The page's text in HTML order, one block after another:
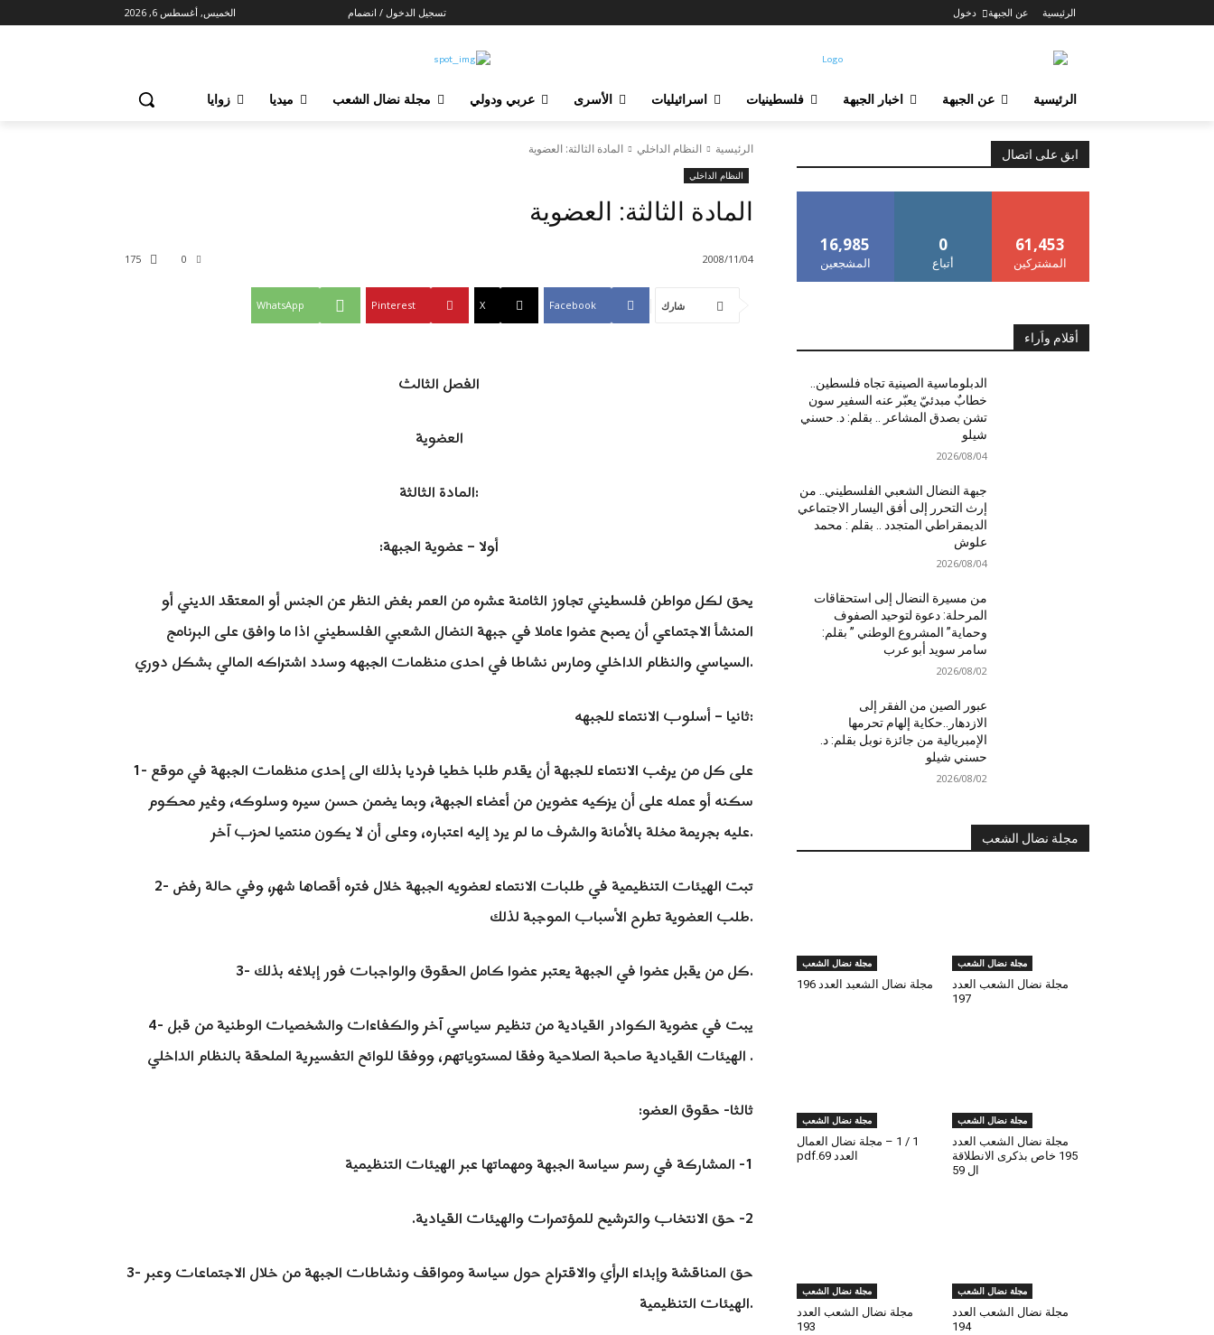
تسجيل الدخول / انضمام الخميس, أغسطس 6, 2026 الرئيسية عن الجبهة دخول
الرئيسية عن الجبهة اخبار الجبهة فلسطينيات اسرائيليات الأسرى عربي ودولي مجلة نضال الشعب ميديا زوايا
الرئيسية النظام الداخلي المادة الثالثة: العضوية
النظام الداخلي
المادة الثالثة: العضوية
0
175 2008/11/04
شارك Facebook
X
Pinterest
WhatsApp
الفصل الثالث
العضوية
المادة الثالثة:
أولا – عضوية الجبهة:
يحق لكل مواطن فلسطيني تجاوز الثامنة عشره من العمر بغض النظر عن الجنس أو المعتقد الديني أو
المنشأ الاجتماعي أن يصبح عضوا عاملا في جبهة النضال الشعبي الفلسطيني اذا ما وافق على البرنامج
السياسي والنظام الداخلي ومارس نشاطا في احدى منظمات الجبهه وسدد اشتراكه المالي بشكل دوري.
ثانيا – أسلوب الانتماء للجبهه:
1- على كل من يرغب الانتماء للجبهة أن يقدم طلبا خطيا فرديا بذلك الى إحدى منظمات الجبهة في موقع
سكنه أو عمله على أن يزكيه عضوين من أعضاء الجبهة، وبما يضمن حسن سيره وسلوكه، وغير محكوم
عليه بجريمة مخلة بالأمانة والشرف ما لم يرد إليه اعتباره، وعلى أن لا يكون منتميا لحزب آخر.
2- تبت الهيئات التنظيمية في طلبات الانتماء لعضويه الجبهة خلال فتره أقصاها شهر، وفي حالة رفض
طلب العضوية تطرح الأسباب الموجبة لذلك.
3- كل من يقبل عضوا في الجبهة يعتبر عضوا كامل الحقوق والواجبات فور إبلاغه بذلك.
4- يبت في عضوية الكوادر القيادية من تنظيم سياسي آخر والكفاءات والشخصيات الوطنية من قبل
الهيئات القيادية صاحبة الصلاحية وفقا لمستوياتهم، ووفقا للوائح التفسيرية الملحقة بالنظام الداخلي .
ثالثا- حقوق العضو:
1- المشاركة في رسم سياسة الجبهة ومهماتها عبر الهيئات التنظيمية
2- حق الانتخاب والترشيح للمؤتمرات والهيئات القيادية.
3- حق المناقشة وإبداء الرأي والاقتراح حول سياسة ومواقف ونشاطات الجبهة من خلال الاجتماعات وعبر
الهيئات التنظيمية.
ابق على اتصال
16,985
المشجعين
0
أتباع
61,453
المشتركين
أقلام واَراء
الدبلوماسية الصينية تجاه فلسطين..
خطابٌ مبدئيّ يعبّر عنه السفير سون
تشن بصدق المشاعر .. بقلم: د. حسني
شيلو
2026/08/04
جبهة النضال الشعبي الفلسطيني.. من
إرث التحرر إلى أفق اليسار الاجتماعي
الديمقراطي المتجدد .. بقلم : محمد
علوش
2026/08/04
من مسيرة النضال إلى استحقاقات
المرحلة: دعوة لتوحيد الصفوف
وحماية” المشروع الوطني ” بقلم:
سامر سويد أبو عرب
2026/08/02
عبور الصين من الفقر إلى
الازدهار..حكاية إلهام تحرمها
الإمبريالية من جائزة نوبل بقلم: د.
حسني شيلو
2026/08/02
مجلة نضال الشعب
مجلة نضال الشعب
مجلة نضال الشعب العدد
197
مجلة نضال الشعب
مجلة نضال الشعبد العدد 196
مجلة نضال الشعب
مجلة نضال الشعب العدد
195 خاص بذكرى الانطلاقة
ال 59
مجلة نضال الشعب
1 / 1 – مجلة نضال العمال
العدد 69.pdf
مجلة نضال الشعب
مجلة نضال الشعب العدد
194
مجلة نضال الشعب
مجلة نضال الشعب العدد
193